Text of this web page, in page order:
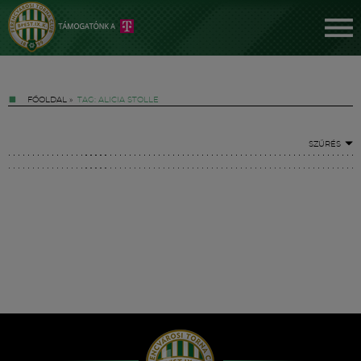
FŐOLDAL » TAG: ALICIA STOLLE
SZŰRÉS
Hírek